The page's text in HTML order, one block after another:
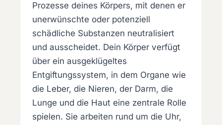
Prozesse deines Körpers, mit denen er
unerwünschte oder potenziell
schädliche Substanzen neutralisiert
und ausscheidet. Dein Körper verfügt
über ein ausgeklügeltes
Entgiftungssystem, in dem Organe wie
die Leber, die Nieren, der Darm, die
Lunge und die Haut eine zentrale Rolle
spielen. Sie arbeiten rund um die Uhr,